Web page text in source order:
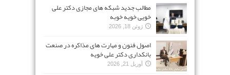
مطالب جدید شبکه های مجازی دکتر علی
خویی خویه خوبه
ژوئن 18, 2026
اصول فنون و مهارت های مذاکره در صنعت
بانکداری دکتر علی خویه
آوریل 21, 2026